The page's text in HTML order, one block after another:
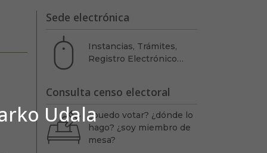
Udala
Sede electrónica
Instancias, Trámites,
Registro Electrónico…
Consulta censo electoral
¿puedo votar? ¿dónde lo
hago? ¿soy miembro de
mesa?